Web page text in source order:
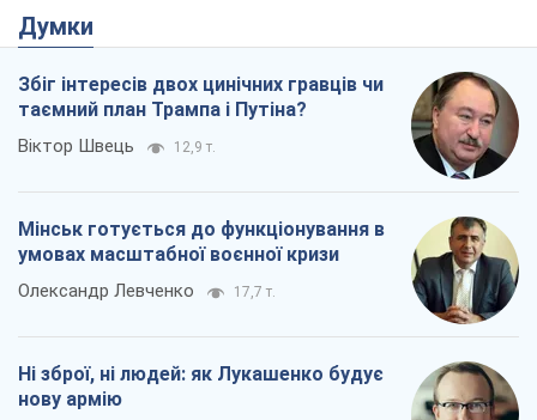
Думки
Збіг інтересів двох цинічних гравців чи
таємний план Трампа і Путіна?
Віктор Швець 12,9 т.
Мінськ готується до функціонування в
умовах масштабної воєнної кризи
Олександр Левченко 17,7 т.
Ні зброї, ні людей: як Лукашенко будує
нову армію